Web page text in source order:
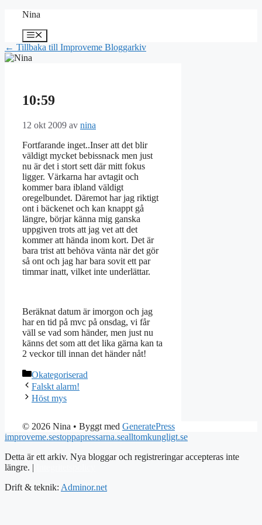
Hoppa
innehåll
Nina
Meny
← Tillbaka till Improveme Bloggarkiv
10:59
12 okt 2009 av nina
Fortfarande inget..Inser att det blir
väldigt mycket bebissnack men just
nu är det i stort sett där mitt fokus
ligger. Värkarna har avtagit och
kommer bara ibland väldigt
oregelbundet. Däremot har jag riktigt
ont i bäckenet och kan knappt gå
längre, börjar känna mig ganska
uppgiven trots att jag vet att det
kommer att hända inom kort. Det är
bara trist att behöva vänta när det gör
så ont och jag har bara sovit ett par
timmar inatt, vilket inte underlättar.
Beräknat datum är imorgon och jag
har en tid på mvc på onsdag, vi får
väll se vad som händer, men just nu
känns det som att det lika gärna kan ta
2 veckor till innan det händer nåt!
Kategorier
Okategoriserad
Falskt alarm!
Höst mys
© 2026 Nina • Byggt med GeneratePress
improveme.sestoppapressarna.sealltomkungligt.se
Detta är ett arkiv. Nya bloggar och registreringar accepteras inte
längre. |
Drift & teknik: Adminor.net